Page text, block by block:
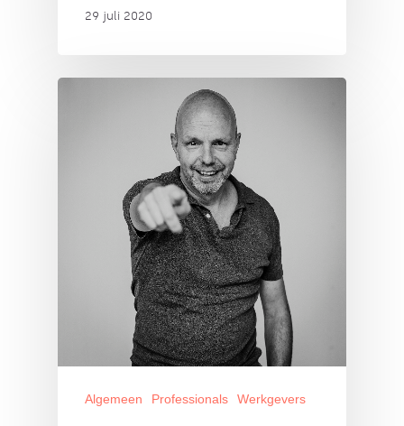
29 juli 2020
Algemeen Professionals Werkgevers